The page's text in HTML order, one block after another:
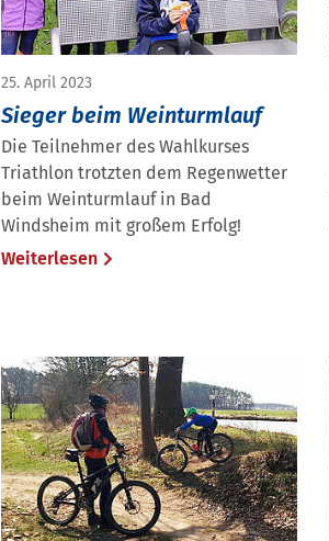
25. April 2023
Sieger beim Weinturmlauf
Die Teilnehmer des Wahlkurses
Triathlon trotzten dem Regenwetter
beim Weinturmlauf in Bad
Windsheim mit großem Erfolg!
Weiterlesen